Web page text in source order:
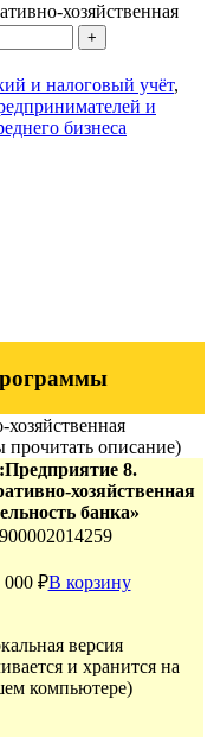
хозяйственная
и налоговый учёт,
и
бизнеса
прочитать описание)
8.
хозяйственная
банка»
000 ₽В корзину
версия
и хранится на
компьютере)